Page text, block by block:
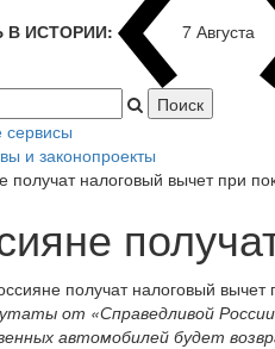
В ИСТОРИИ: 7 Августа
сервисы
и законопроекты
получат налоговый вычет при
от «Справедливой
автомобилей будет